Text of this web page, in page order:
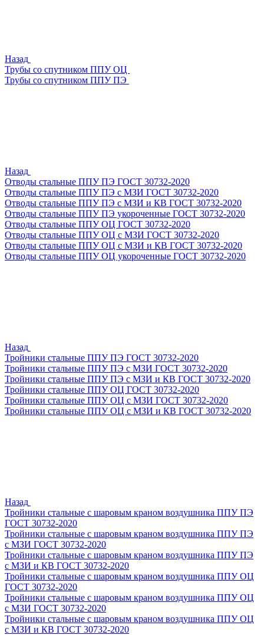
Назад
Трубы со спутником ППУ ОЦ
Трубы со спутником ППУ ПЭ
Назад
Отводы стальные ППУ ПЭ ГОСТ 30732-2020
Отводы стальные ППУ ПЭ с МЗИ ГОСТ 30732-2020
Отводы стальные ППУ ПЭ с МЗИ и КВ ГОСТ 30732-2020
Отводы стальные ППУ ПЭ укороченные ГОСТ 30732-2020
Отводы стальные ППУ ОЦ ГОСТ 30732-2020
Отводы стальные ППУ ОЦ с МЗИ ГОСТ 30732-2020
Отводы стальные ППУ ОЦ с МЗИ и КВ ГОСТ 30732-2020
Отводы стальные ППУ ОЦ укороченные ГОСТ 30732-2020
Назад
Тройники стальные ППУ ПЭ ГОСТ 30732-2020
Тройники стальные ППУ ПЭ с МЗИ ГОСТ 30732-2020
Тройники стальные ППУ ПЭ с МЗИ и КВ ГОСТ 30732-2020
Тройники стальные ППУ ОЦ ГОСТ 30732-2020
Тройники стальные ППУ ОЦ с МЗИ ГОСТ 30732-2020
Тройники стальные ППУ ОЦ с МЗИ и КВ ГОСТ 30732-2020
Назад
Тройники стальные с шаровым краном воздушника ППУ ПЭ
ГОСТ 30732-2020
Тройники стальные с шаровым краном воздушника ППУ ПЭ
с МЗИ ГОСТ 30732-2020
Тройники стальные с шаровым краном воздушника ППУ ПЭ
с МЗИ и КВ ГОСТ 30732-2020
Тройники стальные с шаровым краном воздушника ППУ ОЦ
ГОСТ 30732-2020
Тройники стальные с шаровым краном воздушника ППУ ОЦ
с МЗИ ГОСТ 30732-2020
Тройники стальные с шаровым краном воздушника ППУ ОЦ
с МЗИ и КВ ГОСТ 30732-2020